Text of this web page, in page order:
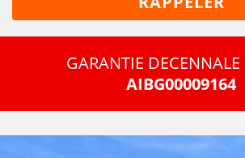
GARANTIE DECENNALE
AIBG00009164